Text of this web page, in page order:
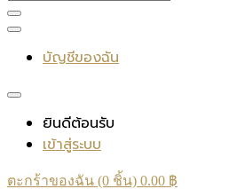
บัญชีของฉัน
ยินดีต้อนรับ
เข้าสู่ระบบ
ตะกร้าของฉัน (0 ชิ้น) 0.00 ฿